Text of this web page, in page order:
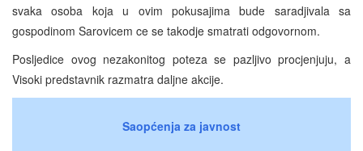
svaka osoba koja u ovim pokusajima bude saradjivala sa
gospodinom Sarovicem ce se takodje smatrati odgovornom.
Posljedice ovog nezakonitog poteza se pazljivo procjenjuju, a
Visoki predstavnik razmatra daljne akcije.
Saopćenja za javnost